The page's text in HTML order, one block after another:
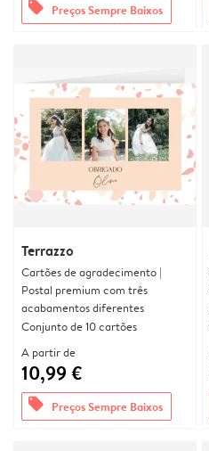
offers Preços Sempre Baixos
Terrazzo
Cartões de agradecimento |
Postal premium com três
acabamentos diferentes
Conjunto de 10 cartões
A partir de
10,99 €
offers Preços Sempre Baixos